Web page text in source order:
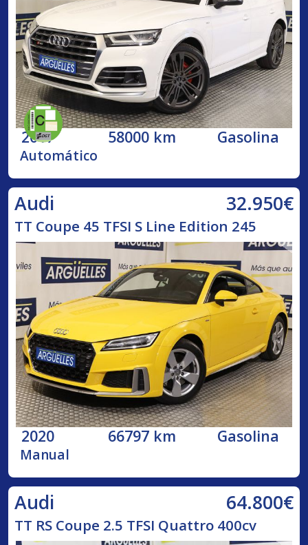
2017 58000 km Gasolina
Automático
Audi 32.950€
TT Coupe 45 TFSI S Line Edition 245
2020 66797 km Gasolina
Manual
Audi 64.800€
TT RS Coupe 2.5 TFSI Quattro 400cv